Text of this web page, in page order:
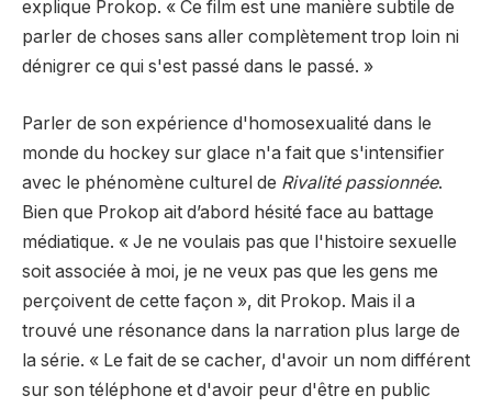
explique Prokop. « Ce film est une manière subtile de
parler de choses sans aller complètement trop loin ni
dénigrer ce qui s'est passé dans le passé. »
Parler de son expérience d'homosexualité dans le
monde du hockey sur glace n'a fait que s'intensifier
avec le phénomène culturel de Rivalité passionnée.
Bien que Prokop ait d’abord hésité face au battage
médiatique. « Je ne voulais pas que l'histoire sexuelle
soit associée à moi, je ne veux pas que les gens me
perçoivent de cette façon », dit Prokop. Mais il a
trouvé une résonance dans la narration plus large de
la série. « Le fait de se cacher, d'avoir un nom différent
sur son téléphone et d'avoir peur d'être en public